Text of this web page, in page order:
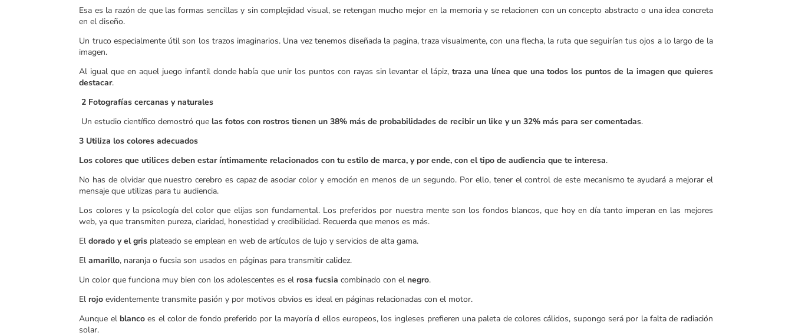
Esa es la razón de que las formas sencillas y sin complejidad visual, se retengan mucho mejor en la memoria y se relacionen con un concepto abstracto o una idea concreta
en el diseño.
Un truco especialmente útil son los trazos imaginarios. Una vez tenemos diseñada la pagina, traza visualmente, con una flecha, la ruta que seguirían tus ojos a lo largo de la
imagen.
Al igual que en aquel juego infantil donde había que unir los puntos con rayas sin levantar el lápiz,traza una línea que una todos los puntos de la imagen que quieres
destacar.
2 Fotografías cercanas y naturales
Un estudio científico demostró que las fotos con rostros tienen un 38% más de probabilidades de recibir un like y un 32% más para ser comentadas.
3 Utiliza los colores adecuados
Los colores que utilices deben estar íntimamente relacionados con tu estilo de marca, y por ende, con el tipo de audiencia que te interesa.
No has de olvidar que nuestro cerebro es capaz de asociar color y emoción en menos de un segundo. Por ello, tener el control de este mecanismo te ayudará a mejorar el
mensaje que utilizas para tu audiencia.
Los colores y la psicología del color que elijas son fundamental. Los preferidos por nuestra mente son los fondos blancos, que hoy en día tanto imperan en las mejores
web, ya que transmiten pureza, claridad, honestidad y credibilidad. Recuerda que menos es más.
Eldorado y el gris plateado se emplean en web de artículos de lujo y servicios de alta gama.
Elamarillo, naranja o fucsia son usados en páginas para transmitir calidez.
Un color que funciona muy bien con los adolescentes es el rosa fucsia combinado con el negro.
El rojo evidentemente transmite pasión y por motivos obvios es ideal en páginas relacionadas con el motor.
Aunque el blanco es el color de fondo preferido por la mayoría d ellos europeos, los ingleses prefieren una paleta de colores cálidos, supongo será por la falta de radiación
solar.